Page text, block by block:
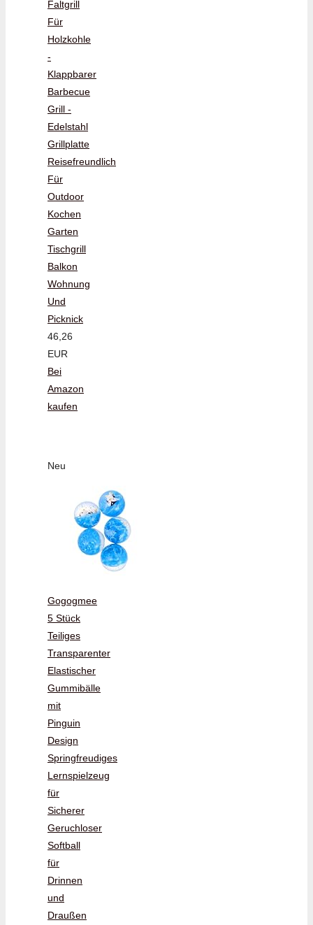
Faltgrill
Für
Holzkohle
-
Klappbarer
Barbecue
Grill -
Edelstahl
Grillplatte
Reisefreundlich
Für
Outdoor
Kochen
Garten
Tischgrill
Balkon
Wohnung
Und
Picknick
46,26
EUR
Bei
Amazon
kaufen
Neu
Gogogmee
5 Stück
Teiliges
Transparenter
Elastischer
Gummibälle
mit
Pinguin
Design
Springfreudiges
Lernspielzeug
für
Sicherer
Geruchloser
Softball
für
Drinnen
und
Draußen